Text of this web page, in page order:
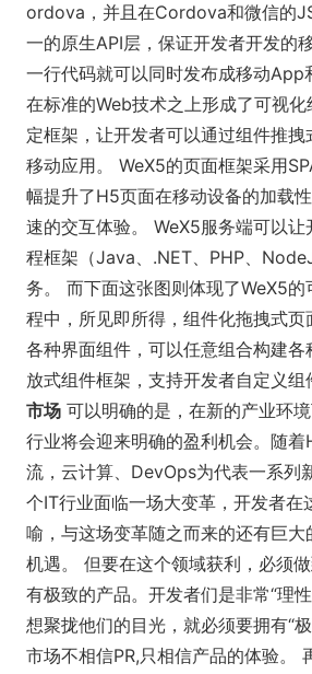
ordova，并且在Cordova和微信的
一的原生API层，保证开发者开发的
一行代码就可以同时发布成移动App
在标准的Web技术之上形成了可视
定框架，让开发者可以通过组件推
移动应用。 WeX5的页面框架采用
幅提升了H5页面在移动设备的加载
速的交互体验。 WeX5服务端可以让
程框架（Java、.NET、PHP、
务。 而下面这张图则体现了WeX5的
程中，所见即所得，组件化拖拽式页
各种界面组件，可以任意组合构建
放式组件框架，支持开发者自定义组
市场 可以明确的是，在新的产业环
行业将会迎来明确的盈利机会。随
流，云计算、DevOps为代表一系列
个IT行业面临一场大变革，开发者在
喻，与这场变革随之而来的还有巨大
机遇。 但要在这个领域获利，必须
有极致的产品。开发者们是非常“理
想聚拢他们的目光，就必须要拥有“
市场不相信PR,只相信产品的体验。